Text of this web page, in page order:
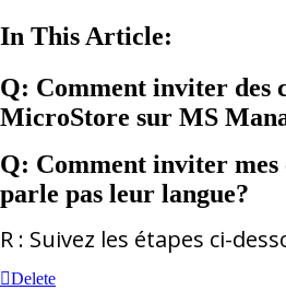
In This Article:
Q: Comment inviter des
MicroStore sur MS
Q: Comment inviter mes
parle pas leur langue?
R : Suivez les étapes ci-
Delete